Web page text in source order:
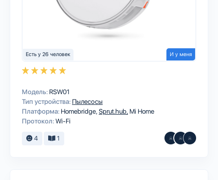
Есть у 26 человек И у меня
Модель: RSW01
Тип устройства: Пылесосы
Платформа: HomebridgeSprut.hub Mi Home
Протокол:Wi-Fi
4 1